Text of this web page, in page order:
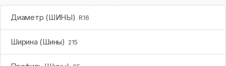
Диаметр (ШИНЫ) R16
Ширина (Шины) 215